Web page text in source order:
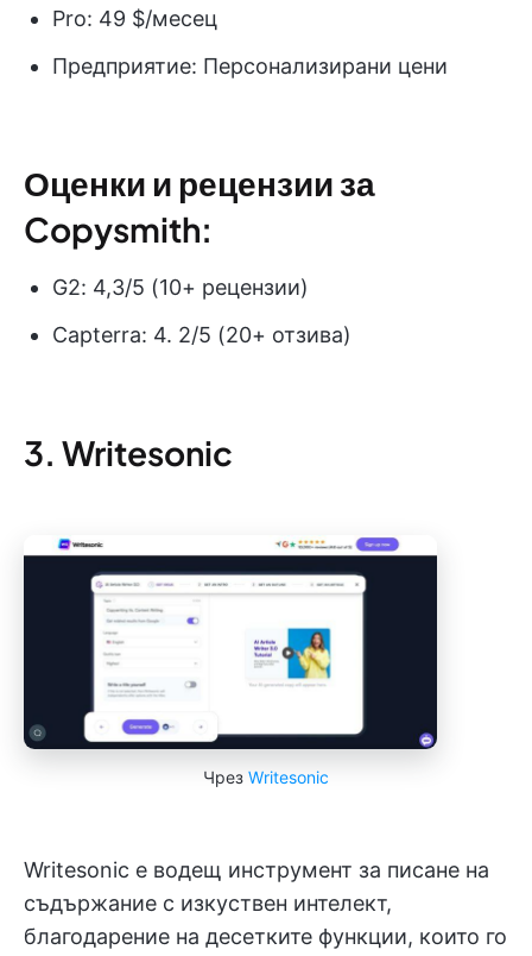
Pro: 49 $/месец
Предприятие: Персонализирани цени
Оценки и рецензии за
Copysmith:
G2: 4,3/5 (10+ рецензии)
Capterra: 4. 2/5 (20+ отзива)
3. Writesonic
Чрез Writesonic
Writesonic е водещ инструмент за писане на
съдържание с изкуствен интелект,
благодарение на десетките функции, които го